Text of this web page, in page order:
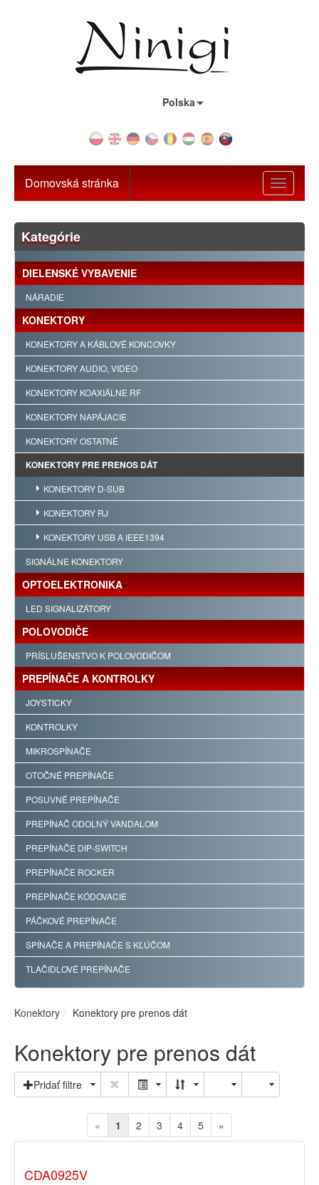
Polska
Toggle
Domovská stránka
Kategórie
DIELENSKÉ VYBAVENIE
NÁRADIE
KONEKTORY
KONEKTORY A KÁBLOVÉ KONCOVKY
KONEKTORY AUDIO, VIDEO
KONEKTORY KOAXIÁLNE RF
KONEKTORY NAPÁJACIE
KONEKTORY OSTATNÉ
KONEKTORY PRE PRENOS DÁT
KONEKTORY D-SUB
KONEKTORY RJ
KONEKTORY USB A IEEE1394
SIGNÁLNE KONEKTORY
OPTOELEKTRONIKA
LED SIGNALIZÁTORY
POLOVODIČE
PRÍSLUŠENSTVO K POLOVODIČOM
PREPÍNAČE A KONTROLKY
JOYSTICKY
KONTROLKY
MIKROSPÍNAČE
OTOČNÉ PREPÍNAČE
POSUVNÉ PREPÍNAČE
PREPÍNAČ ODOLNÝ VANDALOM
PREPÍNAČE DIP-SWITCH
PREPÍNAČE ROCKER
PREPÍNAČE KÓDOVACIE
PÁČKOVÉ PREPÍNAČE
SPÍNAČE A PREPÍNAČE S KĽÚČOM
TLAČIDLOVÉ PREPÍNAČE
Konektory Konektory pre prenos dát
Konektory pre prenos dát
Pridať filtre
« 1 2 3 4 5 »
CDA0925V